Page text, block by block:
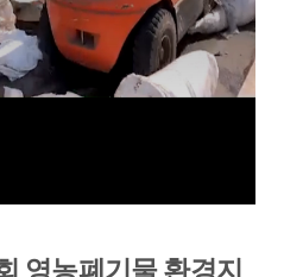
영농폐기물 환경지